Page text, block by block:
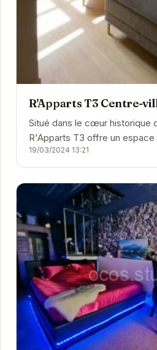
R'Apparts T3 Centre-
Situé dans le cœur historique
R'Apparts T3 offre un
élégant. Avec ses trois
19/03/2024 13:21